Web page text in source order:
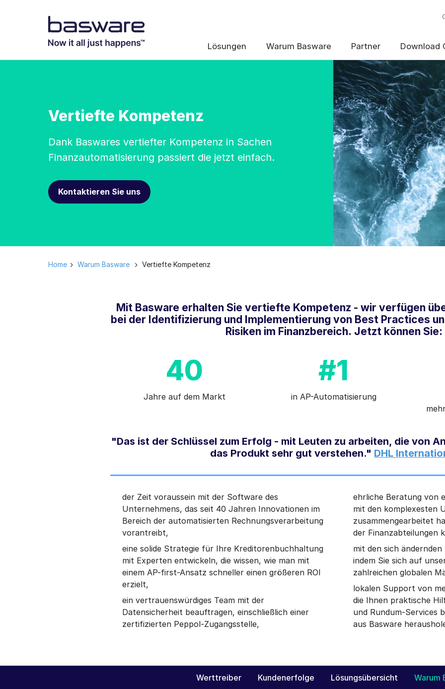
Lösungen Warum Basware Partner Download
Vertiefte Kompetenz
Dank Baswares vertiefter Kompetenz in Sachen
Finanzautomatisierung passiert die jetzt einfach.
Kontaktieren Sie uns
Home Warum Basware Vertiefte Kompetenz
Mit Basware erhalten Sie vertiefte Kompetenz - wir verfügen
bei der Identifizierung und Implementierung von Best Practices
Risiken im Finanzbereich. Jetzt können Sie:
40
Jahre auf dem Markt
#1
in AP-Automatisierung
"Das ist der Schlüssel zum Erfolg - mit Leuten zu arbeiten, die von
das Produkt sehr gut verstehen." DHL
der Zeit voraussein mit der Software des
Unternehmens, das seit 40 Jahren Innovationen im
Bereich der automatisierten Rechnungsverarbeitung
vorantreibt,
eine solide Strategie für Ihre Kreditorenbuchhaltung
mit Experten entwickeln, die wissen, wie man mit
einem AP-first-Ansatz schneller einen größeren ROI
erzielt,
ein vertrauenswürdiges Team mit der
Datensicherheit beauftragen, einschließlich einer
zertifizierten Peppol-Zugangsstelle,
ehrliche Beratung von
mit den komplexesten
zusammengearbeitet
der Finanzabteilungen
mit den sich
indem Sie sich auf
zahlreichen globalen
lokalen Support von
die Ihnen praktische
und Rundum-Services
aus Basware
Werttreiber Kundenerfolge Lösungsübersicht Warum